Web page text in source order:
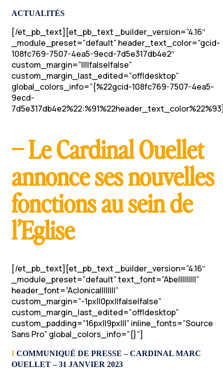
ACTUALITÉS
[/et_pb_text][et_pb_text _builder_version=”4.16″
_module_preset=”default” header_text_color=”gcid-
108fc769-7507-4ea5-9ecd-7d5e317db4e2″
custom_margin=”||||false|false”
custom_margin_last_edited=”off|desktop”
global_colors_info=”{%22gcid-108fc769-7507-4ea5-
9ecd-
– Le Cardinal Ouellet
annonce ses nouvelles
fonctions au sein de
l’Eglise
[/et_pb_text][et_pb_text _builder_version=”4.16″
_module_preset=”default” text_font=”Abel||||||||”
header_font=”Aclonica||||||||”
custom_margin=”-1px||0px||false|false”
custom_margin_last_edited=”off|desktop”
custom_padding=”16px||9px|||” inline_fonts=”Source
Sans Pro” global_colors_info=”{}”]
I COMMUNIQUÉ DE PRESSE – CARDINAL MARC
OUELLET – 31 JANVIER 2023